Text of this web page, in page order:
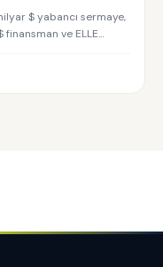
$ yabancı sermaye,
finansman ve ELLE